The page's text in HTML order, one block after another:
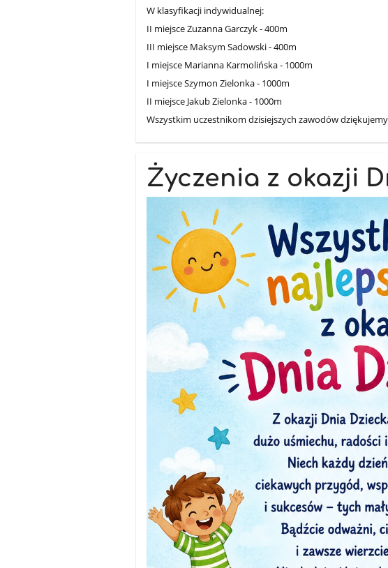
W klasyfikacji indywidualnej:
II miejsce Zuzanna Garczyk - 400m
III miejsce Maksym Sadowski - 400m
I miejsce Marianna Karmolińska - 1000m
I miejsce Szymon Zielonka - 1000m
II miejsce Jakub Zielonka - 1000m
Wszystkim uczestnikom dzisiejszych zawodów
Życzenia z okazji